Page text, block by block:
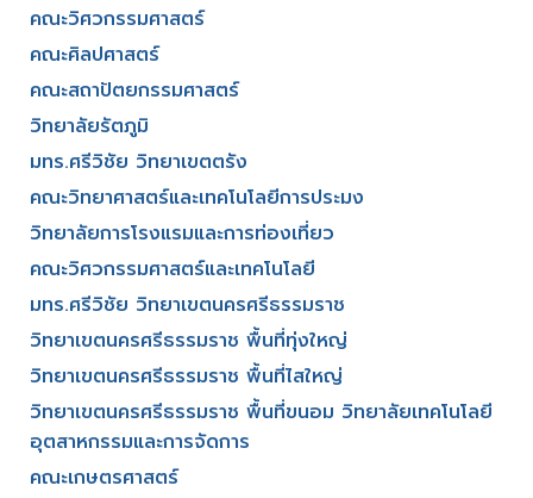
คณะวิศวกรรมศาสตร์​
คณะศิลปศาสตร์​
คณะสถาปัตยกรรมศาสตร์
วิทยาลัยรัตภูมิ​
มทร.ศรีวิชัย วิทยาเขตตรัง
คณะวิทยาศาสตร์และเทคโนโลยีการประมง
วิทยาลัยการโรงแรมและการท่องเที่ยว
คณะวิศวกรรมศาสตร์และเทคโนโลยี
มทร.ศรีวิชัย วิทยาเขตนครศรีธรรมราช
วิทยาเขตนครศรีธรรมราช พื้นที่ทุ่งใหญ่
วิทยาเขตนครศรีธรรมราช พื้นที่ไสใหญ่
วิทยาเขตนครศรีธรรมราช พื้นที่ขนอม วิทยาลัยเทคโนโลยี
อุตสาหกรรมและการจัดการ
คณะเกษตรศาสตร์